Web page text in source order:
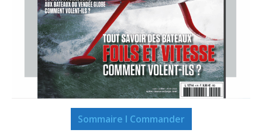
Sommaire I Commander